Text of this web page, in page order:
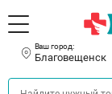
Ваш город:
Благовещенск